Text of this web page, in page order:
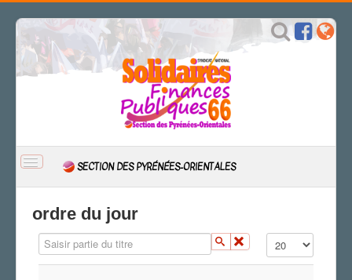
BASCULER
NAVIGATION
SECTION DES PYRÉNÉES-ORIENTALES
Actions
CSAL
ordre du jour
Saisir partie du titre Affichage #